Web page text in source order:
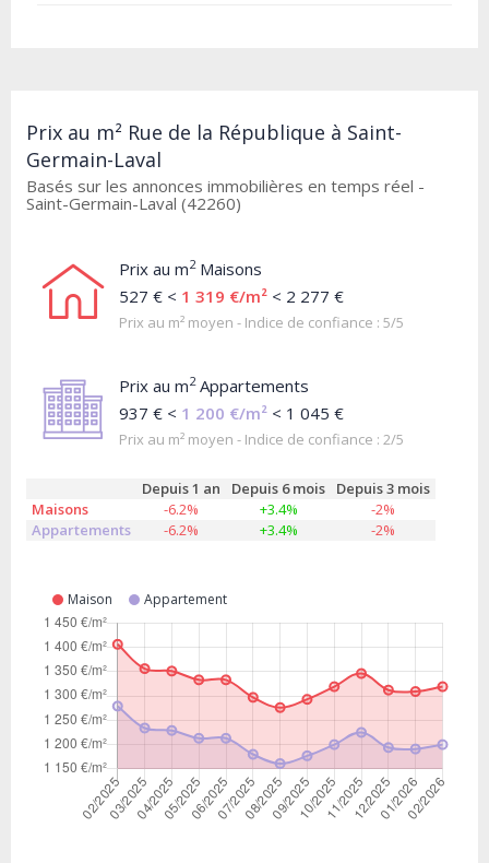
Prix au m² Rue de la République à Saint-
Germain-Laval
Basés sur les annonces immobilières en temps réel -
Saint-Germain-Laval (42260)
Prix au m2Maisons
527 € < 1 319 €/m² < 2 277 €
Prix au m² moyen - Indice de confiance : 5/5
Prix au m2Appartements
937 € < 1 200 €/m² < 1 045 €
Prix au m² moyen - Indice de confiance : 2/5
Depuis 1 an Depuis 6 mois
Depuis 3 mois
Maisons
-6.2% +3.4%
-2%
Appartements
-6.2% +3.4% -2%
Maison Appartement